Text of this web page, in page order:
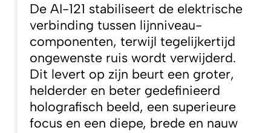
De AI-121 stabiliseert de elektrische
verbinding tussen lijnniveau-
componenten, terwijl tegelijkertijd
ongewenste ruis wordt verwijderd.
Dit levert op zijn beurt een groter,
helderder en beter gedefinieerd
holografisch beeld, een superieure
focus en een diepe, brede en nauw